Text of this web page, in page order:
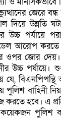
জেরে বন্ধ
দিয়ে উন্নতি
পর্যায়ে
আরোপ করতে
ওপর জোর
উচ্চ পর্যায়ে।
বিএনপিপন্থি
বাহিনী
করতে হবে। এ
কয়েকজন পুলিশ